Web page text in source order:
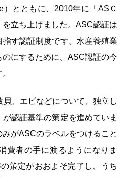
）とともに、2010年に「ASＣ
を立ち上げました。ASC認証は
す認証制度です。水産養殖業
にするために、ASC認証の今
、エビなどについて、独立し
認証基準の策定を進めていま
がASCのラベルをつけること
費者の手に渡るようになりま
策定がおおよそ完了し、うち